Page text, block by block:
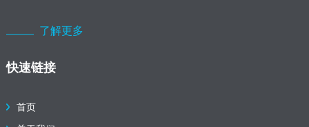
了解更多
快速链接
首页